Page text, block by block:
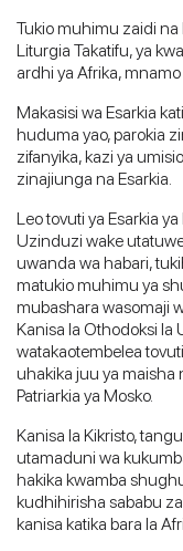
Tukio muhimu zaidi na
Liturgia Takatifu, ya
ardhi ya Afrika,
Makasisi wa Esarkia
huduma yao, parokia
zifanyika, kazi ya
zinajiunga na Esarkia.
Leo tovuti ya Esarkia
Uzinduzi wake
uwanda wa habari,
matukio muhimu ya
mubashara wasomaji
Kanisa la Othodoksi la
watakaotembelea
uhakika juu ya maisha
Patriarkia ya Mosko.
Kanisa la Kikristo,
utamaduni wa
hakika kwamba
kudhihirisha sababu
kanisa katika bara la